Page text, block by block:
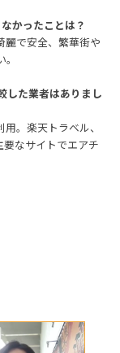
かったことは？
麗で安全、繁華街や
た業者はありまし
。楽天トラベル、
要なサイトでエアチ